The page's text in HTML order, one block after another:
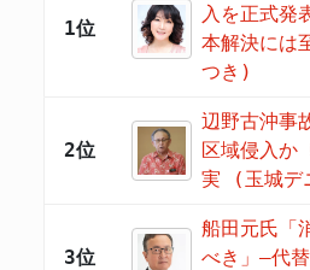
1位
入を正式発
本解決には
つき)
2位
辺野古沖事
区域侵入か
実 (玉城デ
3位
船田元氏「
べき」―代